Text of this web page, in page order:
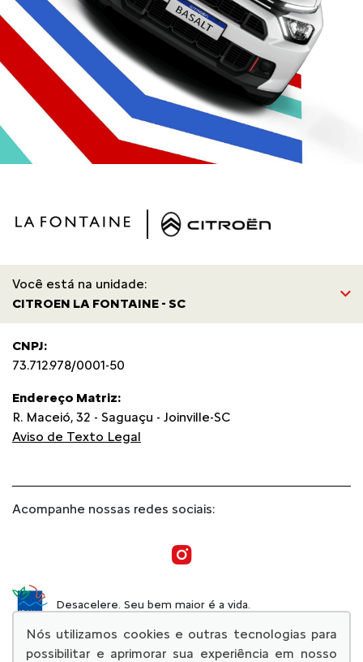
Você está na unidade:
CITROEN LA FONTAINE - SC
CNPJ:
73.712.978/0001-50
Endereço Matriz:
R. Maceió, 32 - Saguaçu - Joinville-SC
Aviso de Texto Legal
Acompanhe nossas redes sociais:
Desacelere. Seu bem maior é a vida.
Nós utilizamos cookies e outras tecnologias para
possibilitar e aprimorar sua experiência em nosso